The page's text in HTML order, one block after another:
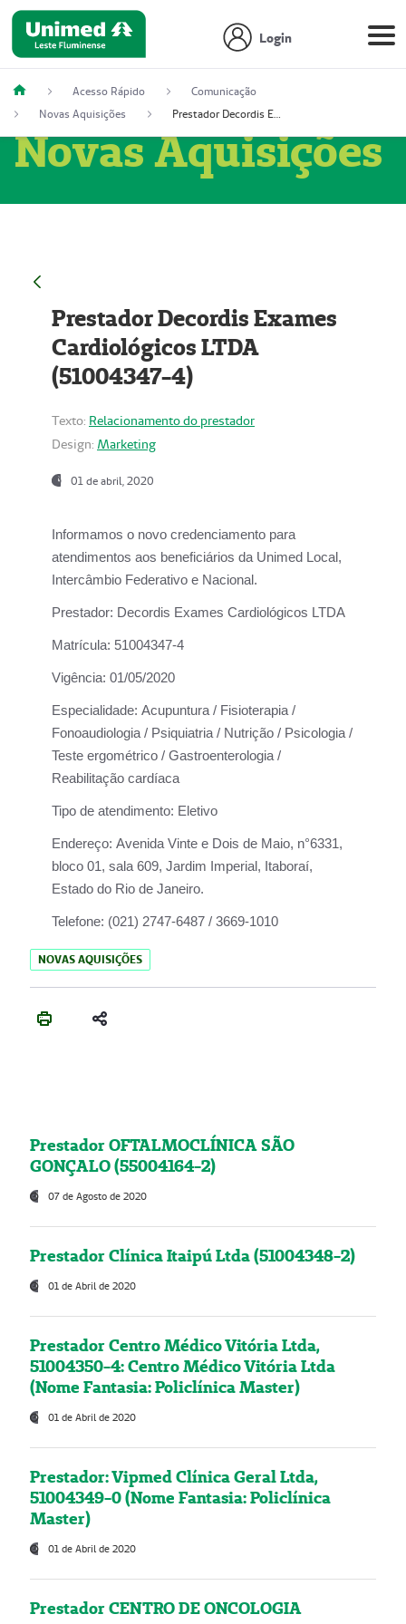
Login
Acesso Rápido
Comunicação
Novas Aquisições
Prestador Decordis Exames Cardiológicos LTDA (51004347-4)
Novas Aquisições
Prestador Decordis Exames
Cardiológicos LTDA
(51004347-4)
Texto: Relacionamento do prestador
Design: Marketing
01 de abril, 2020
Informamos o novo credenciamento para
atendimentos aos beneficiários da Unimed Local,
Intercâmbio Federativo e Nacional.
Prestador: Decordis Exames Cardiológicos LTDA
Matrícula: 51004347-4
Vigência: 01/05/2020
Especialidade: Acupuntura / Fisioterapia /
Fonoaudiologia / Psiquiatria / Nutrição / Psicologia /
Teste ergométrico / Gastroenterologia /
Reabilitação cardíaca
Tipo de atendimento: Eletivo
Endereço: Avenida Vinte e Dois de Maio, n°6331,
bloco 01, sala 609, Jardim Imperial, Itaboraí,
Estado do Rio de Janeiro.
Telefone: (021) 2747-6487 / 3669-1010
NOVAS AQUISIÇÕES
Prestador OFTALMOCLÍNICA SÃO
GONÇALO (55004164-2)
07 de Agosto de 2020
Prestador Clínica Itaipú Ltda (51004348-2)
01 de Abril de 2020
Prestador Centro Médico Vitória Ltda,
51004350-4: Centro Médico Vitória Ltda
(Nome Fantasia: Policlínica Master)
01 de Abril de 2020
Prestador: Vipmed Clínica Geral Ltda,
51004349-0 (Nome Fantasia: Policlínica
Master)
01 de Abril de 2020
Prestador CENTRO DE ONCOLOGIA